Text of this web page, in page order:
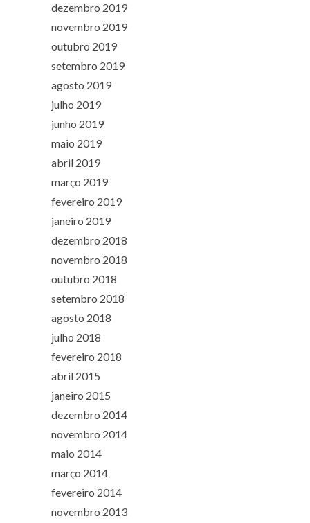
dezembro 2019
novembro 2019
outubro 2019
setembro 2019
agosto 2019
julho 2019
junho 2019
maio 2019
abril 2019
março 2019
fevereiro 2019
janeiro 2019
dezembro 2018
novembro 2018
outubro 2018
setembro 2018
agosto 2018
julho 2018
fevereiro 2018
abril 2015
janeiro 2015
dezembro 2014
novembro 2014
maio 2014
março 2014
fevereiro 2014
novembro 2013